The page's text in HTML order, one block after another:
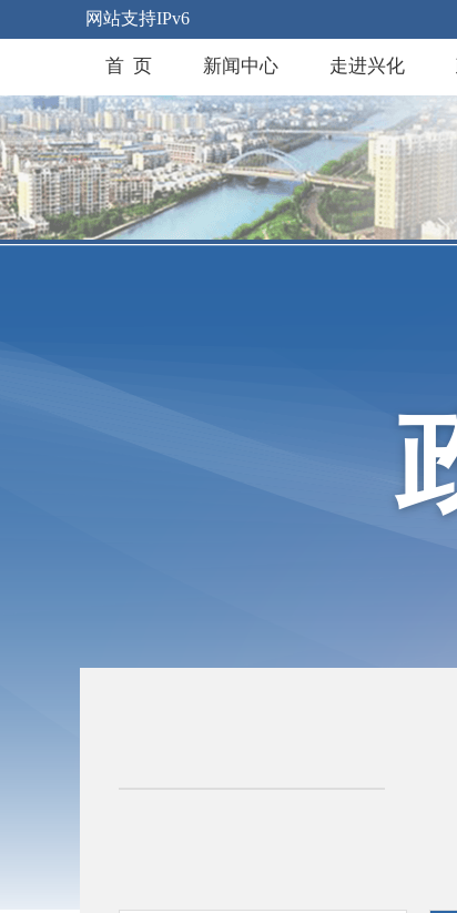
网站支持IPv6
首 页 新闻中心 走进兴化